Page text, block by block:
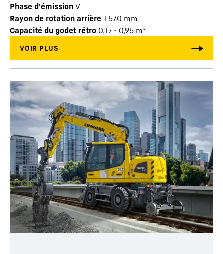
Phase d'émission V
Rayon de rotation arrière 1 570 mm
Capacité du godet rétro 0,17 - 0,95 m³